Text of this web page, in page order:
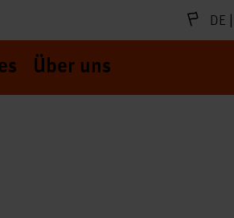
DE |
Über uns